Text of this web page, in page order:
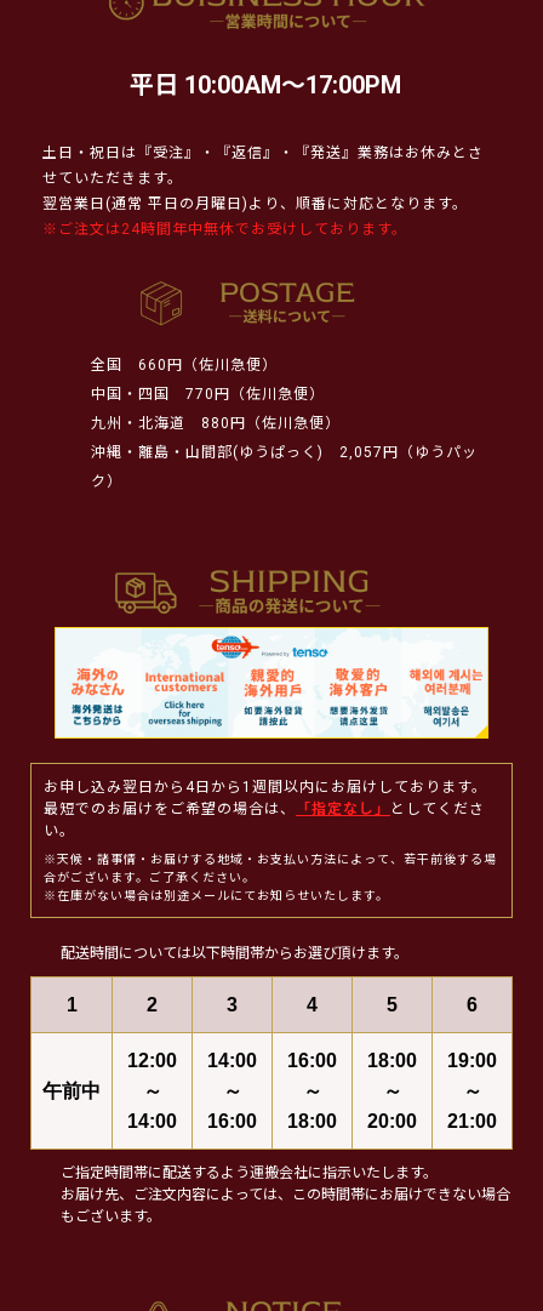
平日 10:00AM～17:00PM
土日・祝日は『受注』・『返信』・『発送』業務はお休みとさ
せていただきます。
翌営業日(通常 平日の月曜日)より、順番に対応となります。
※ご注文は24時間年中無休でお受けしております。
全国
660円（佐川急便）
中国・四国
770円（佐川急便）
九州・北海道
880円（佐川急便）
沖縄・離島・山間部(ゆうぱっく)
2,057円（ゆうパッ
ク）
お申し込み翌日から4日から1週間以内にお届けしております。
最短でのお届けをご希望の場合は、
「指定なし」
としてくださ
い。
※天候・諸事情・お届けする地域・お支払い方法によって、若干前後する場
合がございます。ご了承ください。
※在庫がない場合は別途メールにてお知らせいたします。
配送時間については以下時間帯からお選び頂けます。
1 2 3 4 5 6
午前中
12:00
～
14:00
14:00
～
16:00
16:00
～
18:00
18:00
～
20:00
19:00
～
21:00
ご指定時間帯に配送するよう運搬会社に指示いたします。
お届け先、ご注文内容によっては、この時間帯にお届けできない場合
もございます。